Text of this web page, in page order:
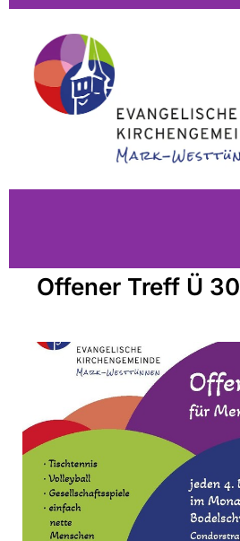
Offener Treff Ü 30